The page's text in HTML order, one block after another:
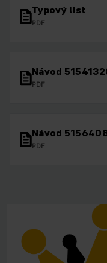
Typový list
PDF
Návod
PDF
Návod
PDF